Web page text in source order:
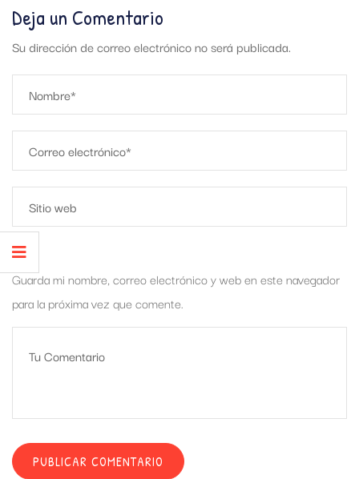
Deja un Comentario
Su dirección de correo electrónico no será publicada.
Guarda mi nombre, correo electrónico y web en este navegador
para la próxima vez que comente.